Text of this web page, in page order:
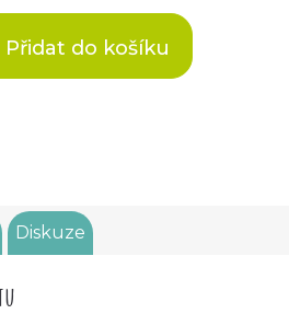
Přidat do košíku
Diskuze